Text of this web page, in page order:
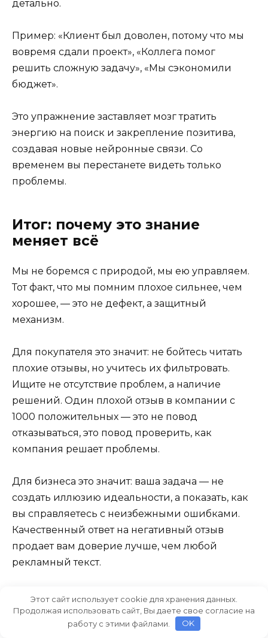
детально.
Пример: «Клиент был доволен, потому что мы
вовремя сдали проект», «Коллега помог
решить сложную задачу», «Мы сэкономили
бюджет».
Это упражнение заставляет мозг тратить
энергию на поиск и закрепление позитива,
создавая новые нейронные связи. Со
временем вы перестанете видеть только
проблемы.
Итог: почему это знание
меняет всё
Мы не боремся с природой, мы ею управляем.
Тот факт, что мы помним плохое сильнее, чем
хорошее, — это не дефект, а защитный
механизм.
Для покупателя это значит: не бойтесь читать
плохие отзывы, но учитесь их фильтровать.
Ищите не отсутствие проблем, а наличие
решений. Один плохой отзыв в компании с
1000 положительных — это не повод
отказываться, это повод проверить, как
компания решает проблемы.
Для бизнеса это значит: ваша задача — не
создать иллюзию идеальности, а показать, как
вы справляетесь с неизбежными ошибками.
Качественный ответ на негативный отзыв
продает вам доверие лучше, чем любой
рекламный текст.
Помните: люди ищут не «идеальную
компанию», а «надежного партнера». А
надежность проверяется не отсутствием сбоев,
Этот сайт использует cookie для хранения данных.
Продолжая использовать сайт, Вы даете свое согласие на
работу с этими файлами.
OK